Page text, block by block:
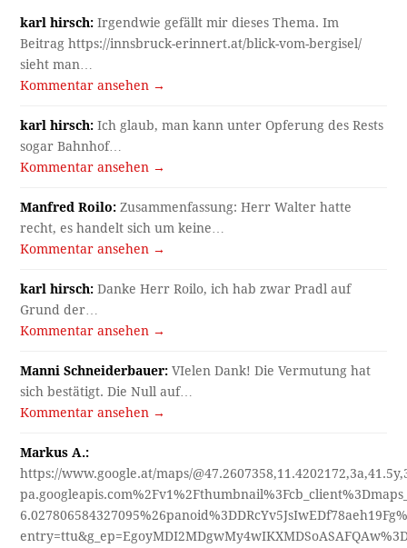
karl hirsch: Irgendwie gefällt mir dieses Thema. Im
Beitrag https://innsbruck-erinnert.at/blick-vom-bergisel/
sieht man…
Kommentar ansehen →
karl hirsch: Ich glaub, man kann unter Opferung des Rests
sogar Bahnhof…
Kommentar ansehen →
Manfred Roilo: Zusammenfassung: Herr Walter hatte
recht, es handelt sich um keine…
Kommentar ansehen →
karl hirsch: Danke Herr Roilo, ich hab zwar Pradl auf
Grund der…
Kommentar ansehen →
Manni Schneiderbauer: VIelen Dank! Die Vermutung hat
sich bestätigt. Die Null auf…
Kommentar ansehen →
Markus A.:
https://www.google.at/maps/